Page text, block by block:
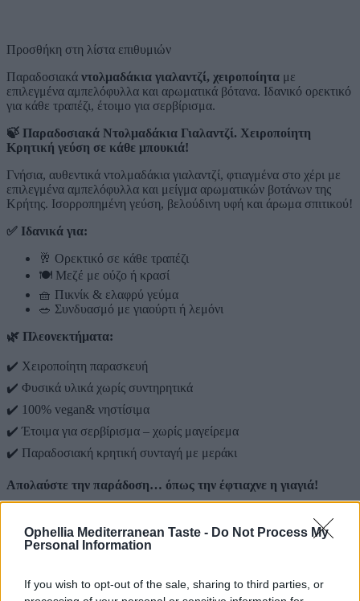
Ophellia Mediterranean Taste - Do Not Process My
Personal Information
If you wish to opt-out of the sale, sharing to third parties, or
Προσθήκη στη λίστα επιθυμιών
Παραδοσιακά ντολμαδάκια γιαλαντζί, χειροποίητα με
επιλεγμένα αμπελόφυλλα και αρωματικά βότανα. Ιδανικό ορεκτικό
για κάθε τραπέζι, έτοιμο για σερβίρισμα.
🍃 Παραδοσιακά Ντολμαδάκια Γιαλαντζί. Χειροποίητη
Κρητική γεύση σε κάθε μπουκιά!
Γνήσια, αυθεντικά ντολμαδάκια γιαλαντζί, φτιαγμένα στο χέρι με
επιλεγμένα αμπελόφυλλα και μείγμα αρωματικών βοτάνων της
Κρήτης. Ισορροπημένη γεύση, βελούδινη υφή και άρωμα σπιτικού!
✅ Ιδανικά για:
🥂 Ορεκτικό σε κάθε τραπέζι
🍽️ Μεζέ με ούζο ή κρασί
🧺 Πικνίκ & ελαφρύ γεύμα
🥗 Συνδυασμό με γιαούρτι ή λεμόνι
🌿 Πλεονεκτήματα:
✔️ Χειροποίητη παρασκευή
✔️ Φυσικά υλικά χωρίς συντηρητικά
✔️ 100% vegan& νηστίσιμα
✔️ Έτοιμα για σερβίρισμα – χωρίς μαγείρεμα
✔️ Παραδοσιακή κρητική συνταγή με μεράκι
Απολαύστε την παράδοση… όπως την έφτιαχνε η γιαγιά!
Διατροφικά Στοιχεία